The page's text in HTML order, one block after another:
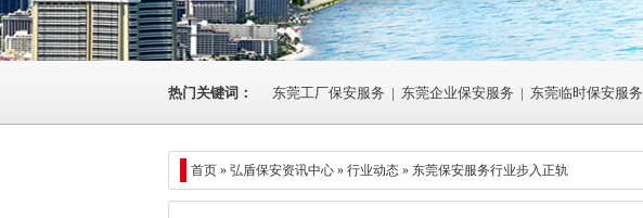
热门关键词： 东莞工厂保安服务 | 东莞企业保安服务 | 东莞临时保安服务
首页 » 弘盾保安资讯中心» 行业动态» 东莞保安服务行业步入正轨